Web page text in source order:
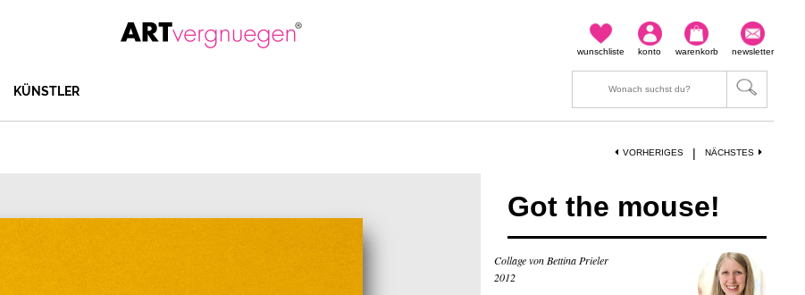
newsletter
warenkorb
konto
wunschliste
KÜNSTLER
NÄCHSTES
|
VORHERIGES
Got the mouse!
Collage von Bettina Prieler
2012